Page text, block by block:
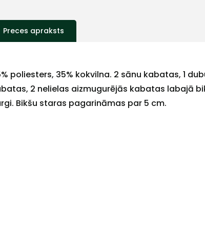
Preces apraksts
poliesters, 35% kokvilna. 2 sānu kabatas, 1
2 nelielas aizmugurējās kabatas labajā
Bikšu staras pagarināmas par 5 cm.